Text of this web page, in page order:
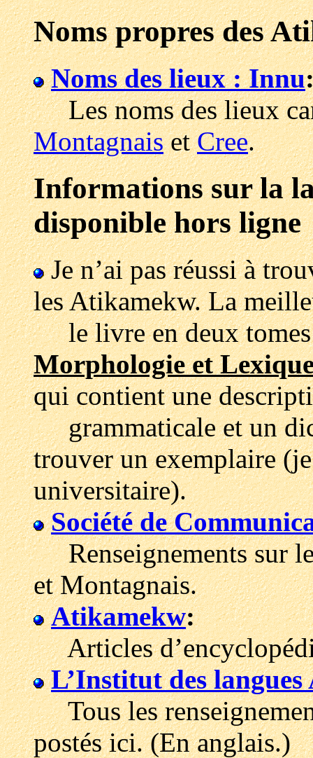
Noms propres des
Noms des lieux : Innu
Les noms des lieux
MontagnaisetCree.
Informations sur la
disponible hors ligne
Je n’ai pas réussi à
les Atikamekw. La
le livre en deux tomes
Morphologie et
qui contient une
grammaticale et un
trouver un exemplaire
universitaire).
Société de
Renseignements sur
et Montagnais.
Atikamekw:
Articles
L’Institut des
Tous les
postés ici. (En anglais.)